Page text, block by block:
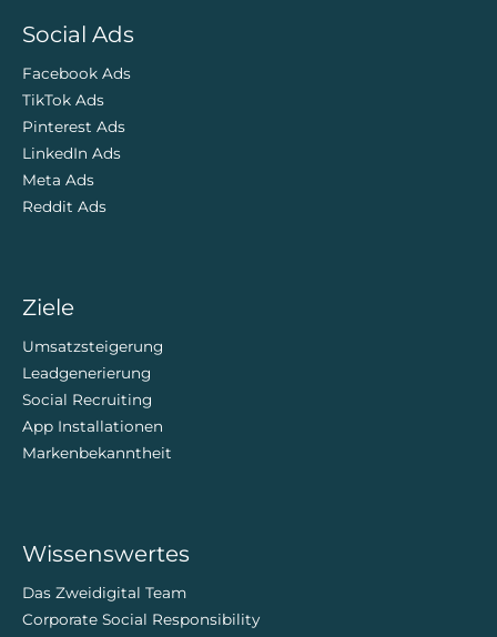
Social Ads
Facebook Ads
TikTok Ads
Pinterest Ads
LinkedIn Ads
Meta Ads
Reddit Ads
Ziele
Umsatzsteigerung
Leadgenerierung
Social Recruiting
App Installationen
Markenbekanntheit
Wissenswertes
Das Zweidigital Team
Corporate Social Responsibility